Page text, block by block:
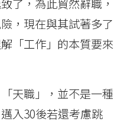
了，為此貿然辭職，
，現在與其試著多了
「工作」的本質要來
天職」，並不是一種
入30後若還考慮跳